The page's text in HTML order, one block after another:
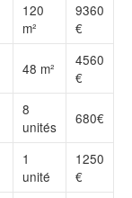
120
m²
9360
€
48 m²
4560
€
8
unités
680€
1
unité
1250
€